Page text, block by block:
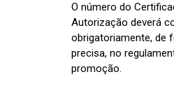
O número do
Autorização deverá
obrigatoriamente, de
precisa, no
promoção.